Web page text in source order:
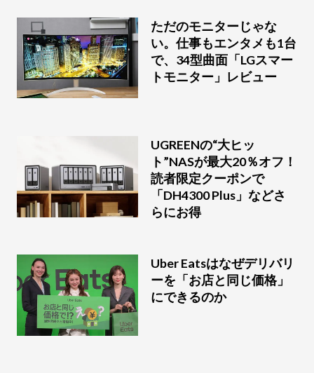
ただのモニターじゃな
い。仕事もエンタメも1台
で、34型曲面「LGスマー
トモニター」レビュー
UGREENの“大ヒッ
ト”NASが最大20％オフ！
読者限定クーポンで
「DH4300 Plus」などさ
らにお得
Uber Eatsはなぜデリバリ
ーを「お店と同じ価格」
にできるのか